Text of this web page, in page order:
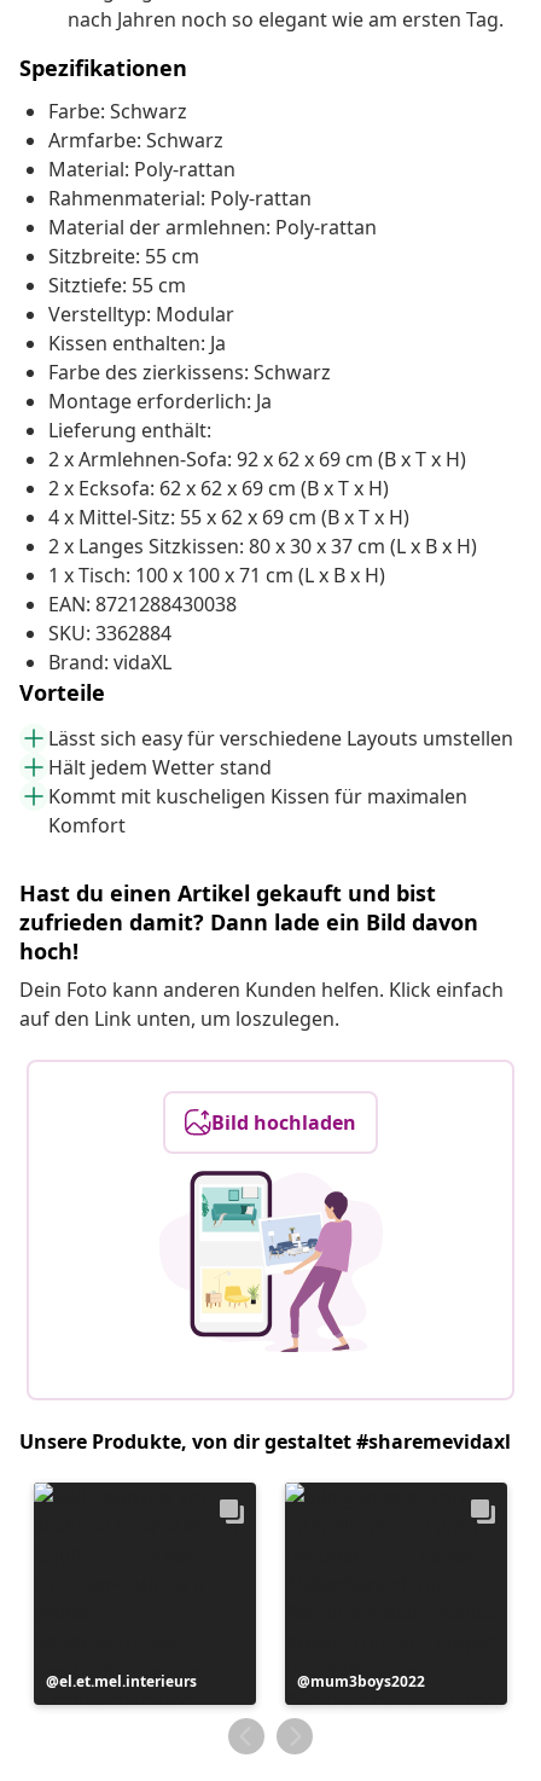
nach Jahren noch so elegant wie am ersten Tag.
Spezifikationen
Farbe: Schwarz
Armfarbe: Schwarz
Material: Poly-rattan
Rahmenmaterial: Poly-rattan
Material der armlehnen: Poly-rattan
Sitzbreite: 55 cm
Sitztiefe: 55 cm
Verstelltyp: Modular
Kissen enthalten: Ja
Farbe des zierkissens: Schwarz
Montage erforderlich: Ja
Lieferung enthält:
2 x Armlehnen-Sofa: 92 x 62 x 69 cm (B x T x H)
2 x Ecksofa: 62 x 62 x 69 cm (B x T x H)
4 x Mittel-Sitz: 55 x 62 x 69 cm (B x T x H)
2 x Langes Sitzkissen: 80 x 30 x 37 cm (L x B x H)
1 x Tisch: 100 x 100 x 71 cm (L x B x H)
EAN: 8721288430038
SKU: 3362884
Brand: vidaXL
Vorteile
Lässt sich easy für verschiedene Layouts umstellen
Hält jedem Wetter stand
Kommt mit kuscheligen Kissen für maximalen
Komfort
Hast du einen Artikel gekauft und bist
zufrieden damit? Dann lade ein Bild davon
hoch!
Dein Foto kann anderen Kunden helfen. Klick einfach
auf den Link unten, um loszulegen.
Bild hochladen
Unsere Produkte, von dir gestaltet #sharemevidaxl
Beitrag
veröffentlicht
el.et.mel.interieurs
Beitrag
veröffentlicht
von
mum3boys2022